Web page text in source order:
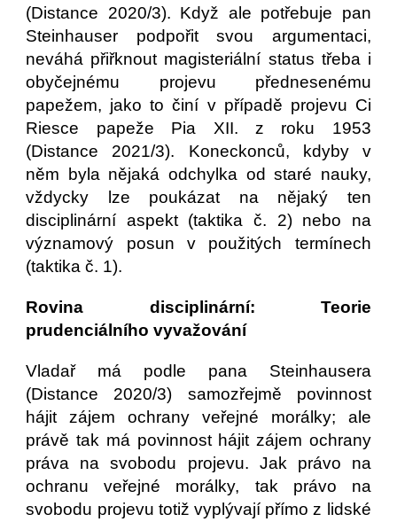
(Distance 2020/3). Když ale potřebuje pan
Steinhauser podpořit svou argumentaci,
neváhá přiřknout magisteriální status třeba i
obyčejnému projevu přednesenému
papežem, jako to činí v případě projevu Ci
Riesce papeže Pia XII. z roku 1953
(Distance 2021/3). Koneckonců, kdyby v
něm byla nějaká odchylka od staré nauky,
vždycky lze poukázat na nějaký ten
disciplinární aspekt (taktika č. 2) nebo na
významový posun v použitých termínech
(taktika č. 1).
Rovina disciplinární: Teorie
prudenciálního vyvažování
Vladař má podle pana Steinhausera
(Distance 2020/3) samozřejmě povinnost
hájit zájem ochrany veřejné morálky; ale
právě tak má povinnost hájit zájem ochrany
práva na svobodu projevu. Jak právo na
ochranu veřejné morálky, tak právo na
svobodu projevu totiž vyplývají přímo z lidské